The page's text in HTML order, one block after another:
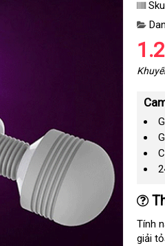
Tính
giải